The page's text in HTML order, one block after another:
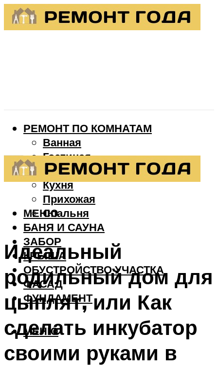
РЕМОНТ ПО КОМНАТАМ
Ванная
Гостиная
Детская
Кухня
Прихожая
Спальня
БАНЯ И САУНА
ЗАБОР
КРЫША
ОБУСТРОЙСТВО УЧАСТКА
ФАСАД
ФУНДАМЕНТ
МЕНЮ
МЕНЮ
Идеальный
родильный дом для
цыплят, или Как
сделать инкубатор
своими руками в